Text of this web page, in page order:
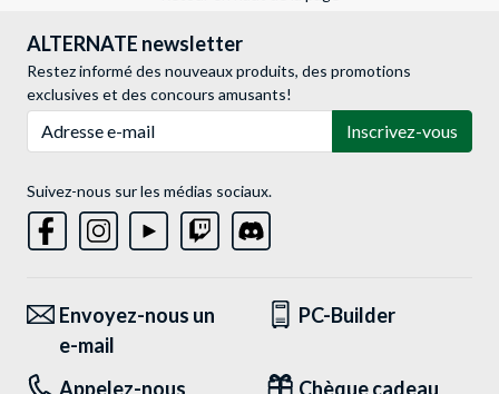
ALTERNATE newsletter
Restez informé des nouveaux produits, des promotions
exclusives et des concours amusants!
Inscrivez-vous
Suivez-nous sur les médias sociaux.
Envoyez-nous un
e-mail
PC-Builder
Appelez-nous Chèque cadeau